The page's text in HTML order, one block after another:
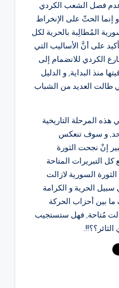
عدم فصل الشعب الكردي
الحثّ على الإنخراط
المُطالِبة بالحرية لكل
على أنَّ الأساليب التي
الكردي للانضمام إلى
منذ البداية, و الدليل
طالت العديد من الشباب
المرحلة التاريخية
و سوف تنعكس
إنْ نجحت الثورة
كل التبريرات المتاحة
السورية لازالت
الحرية و الكرامة
بين أحزاب الحركة
مُتاحة, فهل ستستجيب